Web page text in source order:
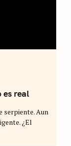
es real
serpiente. Aun
¿El